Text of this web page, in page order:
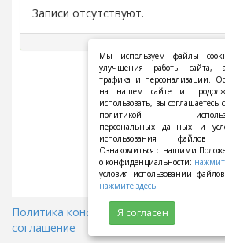
Записи отсутствуют.
Политика конфиденциальности
соглашение
Мы используем файлы
улучшения работы сайта,
трафика и персонализации.
на нашем сайте и
использовать, вы соглашаетесь
политикой
персональных данных и
использования файлов
Ознакомиться с нашими
о конфиденциальности:
условия использовании
нажмите здесь.
Я согласен